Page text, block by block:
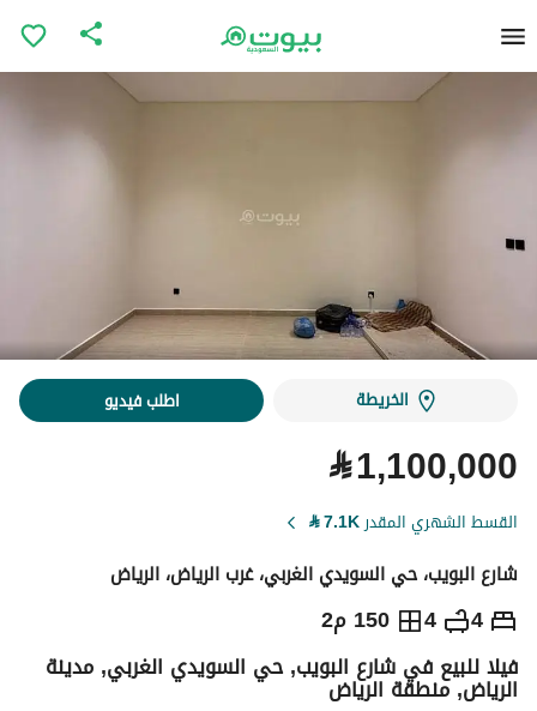
الخريطة اطلب فيديو
⃁1,100,000
القسط الشهري المقدر7.1K
⃁
شارع البويب، حي السويدي الغربي، غرب الرياض، الرياض
4
4 150 م2 ⃁
1,100,000
التفاصيل معلومات ترخيص الإعلان حاسبة التمويل
فيلا للبيع في شارع البويب, حي السويدي الغربي, مدينة
الرياض, منطقة الرياض